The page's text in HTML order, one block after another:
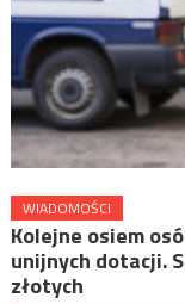
WIADOMOŚCI
Kolejne osiem
unijnych dotacji.
złotych